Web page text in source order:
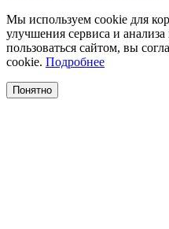
Мы используем cookie для
улучшения сервиса и
пользоваться сайтом, вы
cookie. Подробнее
Понятно